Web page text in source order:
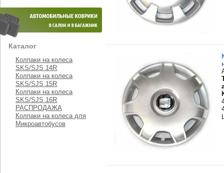
Каталог
Колпаки на колеса
SKS/SJS 14R
Колпаки на колеса
SKS/SJS 15R
Колпаки на колеса
SKS/SJS 16R
РАСПРОДАЖА
Колпаки на колеса для
Микроавтобусов